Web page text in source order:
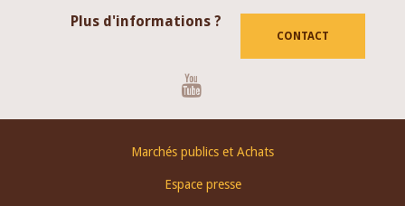
Plus d'informations ?
CONTACT
Marchés publics et Achats
Espace presse